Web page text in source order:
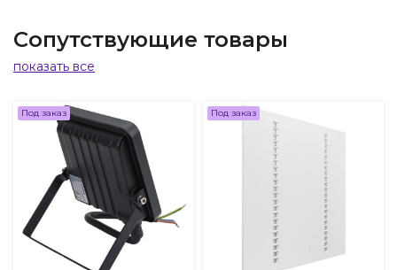
Сопутствующие товары
показать все
Под заказ Под заказ